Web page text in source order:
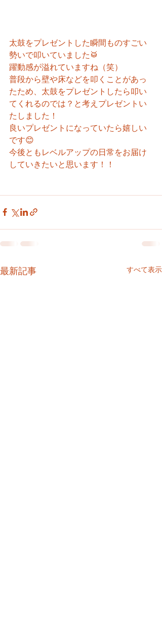
太鼓をプレゼントした瞬間ものすごい
勢いで叩いていました🥁
躍動感が溢れていますね（笑）
普段から壁や床などを叩くことがあっ
たため、太鼓をプレゼントしたら叩い
てくれるのでは？と考えプレゼントい
たしました！
良いプレゼントになっていたら嬉しい
です😊
今後ともレベルアップの日常をお届け
していきたいと思います！！
最新記事 すべて表示